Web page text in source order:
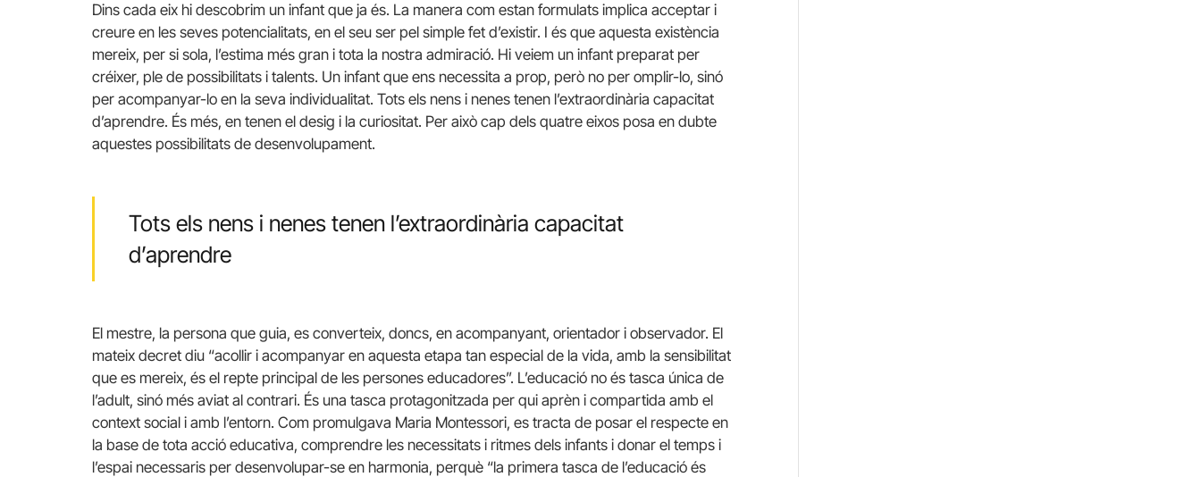
Dins cada eix hi descobrim un infant que ja és. La manera com estan formulats implica acceptar i
creure en les seves potencialitats, en el seu ser pel simple fet d’existir. I és que aquesta existència
mereix, per si sola, l’estima més gran i tota la nostra admiració. Hi veiem un infant preparat per
créixer, ple de possibilitats i talents. Un infant que ens necessita a prop, però no per omplir-lo, sinó
per acompanyar-lo en la seva individualitat. Tots els nens i nenes tenen l’extraordinària capacitat
d’aprendre. És més, en tenen el desig i la curiositat. Per això cap dels quatre eixos posa en dubte
aquestes possibilitats de desenvolupament.
Tots els nens i nenes tenen l’extraordinària capacitat
d’aprendre
El mestre, la persona que guia, es converteix, doncs, en acompanyant, orientador i observador. El
mateix decret diu “acollir i acompanyar en aquesta etapa tan especial de la vida, amb la sensibilitat
que es mereix, és el repte principal de les persones educadores”. L’educació no és tasca única de
l’adult, sinó més aviat al contrari. És una tasca protagonitzada per qui aprèn i compartida amb el
context social i amb l’entorn. Com promulgava Maria Montessori, es tracta de posar el respecte en
la base de tota acció educativa, comprendre les necessitats i ritmes dels infants i donar el temps i
l’espai necessaris per desenvolupar-se en harmonia, perquè “la primera tasca de l’educació és